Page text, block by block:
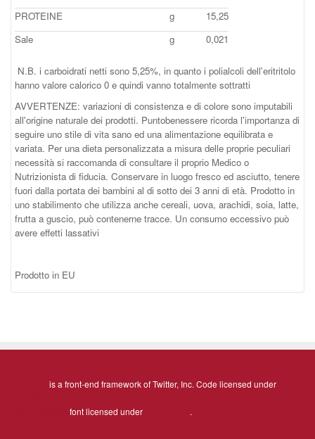
PROTEINE
g
15,25
Sale
g 0,021
N.B. i carboidrati netti sono 5,25%, in quanto i polialcoli dell'eritritolo
hanno valore calorico 0 e quindi vanno totalmente sottratti
AVVERTENZE: variazioni di consistenza e di colore sono imputabili
all'origine naturale dei prodotti. Puntobenessere ricorda l'importanza di
seguire uno stile di vita sano ed una alimentazione equilibrata e
variata. Per una dieta personalizzata a misura delle proprie peculiari
necessità si raccomanda di consultare il proprio Medico o
Nutrizionista di fiducia. Conservare in luogo fresco ed asciutto, tenere
fuori dalla portata dei bambini al di sotto dei 3 anni di età. Prodotto in
uno stabilimento che utilizza anche cereali, uova, arachidi, soia, latte,
frutta a guscio, può contenerne tracce. Un consumo eccessivo può
avere effetti lassativi
Prodotto in EU
is a front-end framework of Twitter, Inc. Code licensed under
font licensed under .